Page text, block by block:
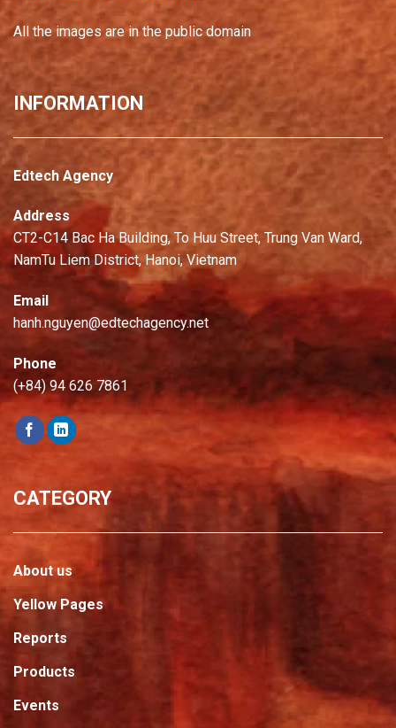
All the images are in the public domain
INFORMATION
Edtech Agency
Address
CT2-C14 Bac Ha Building, To Huu Street, Trung Van Ward,
NamTu Liem District, Hanoi, Vietnam
Email
hanh.nguyen@edtechagency.net
Phone
(+84) 94 626 7861
CATEGORY
About us
Yellow Pages
Reports
Products
Events